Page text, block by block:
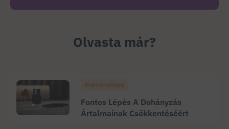
Olvasta már?
Pulmonológia
Fontos Lépés A Dohányzás
Ártalmainak Csökkentéséért